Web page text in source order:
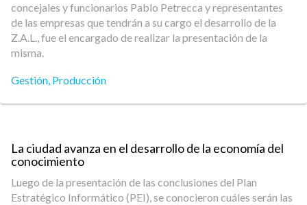
concejales y funcionarios Pablo Petrecca y representantes
de las empresas que tendrán a su cargo el desarrollo de la
Z.A.L., fue el encargado de realizar la presentación de la
misma.
Gestión, Producción
La ciudad avanza en el desarrollo de la economía del
conocimiento
Luego de la presentación de las conclusiones del Plan
Estratégico Informático (PEI), se conocieron cuáles serán las